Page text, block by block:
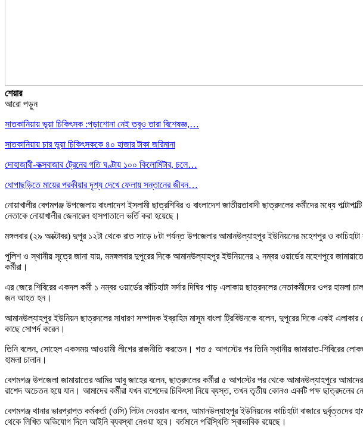
শেয়ার
আরো পড়ুন
সাতকানিয়ায় ভূয়া চিকিৎসক :পড়াশোনা নেই তবুও তারা বিশেষজ্ঞ,…
সাতকানিয়ায় চার ভুয়া চিকিৎসককে ৪০ হাজার টাকা জরিমানা
দোহাজারী-কক্সবাজার ট্রেনের গতি ঘণ্টায় ১০০ কিলোমিটার, চলে…
ধোপাছড়িতে মায়ের পরকীয়ার দৃশ্য দেখে ফেলায় সন্তানের জীবন…
নোয়াখালীর বেগমগঞ্জ উপজেলায় বাংলাদেশ ইসলামী ছাত্রশিবির ও বাংলাদেশ জাতীয়তাবাদী ছাত্রদলের কর্মীদের
নেতাকে নোয়াখালীর জেনারেল হাসপাতালে ভর্তি করা হয়েছে।
মঙ্গলবার (২৯ অক্টোবর) দুপুর ১২টা থেকে রাত সাড়ে ৮টা পর্যন্ত উপজেলার আমানউল্যাহপুর ইউনিয়নের মহেশপুর ও কাচিহাটা
পুলিশ ও স্থানীয় সূত্রে জানা যায়, মমঙ্গলবার দুপুরের দিকে আমানউল্যাহপুর ইউনিয়নের ২ নম্বর ওয়ার্ডের মহেশপুরে
কর্মীরা।
এর জেরে শিবিরের একদল কর্মী ১ নম্বর ওয়ার্ডের কাঁচিহাটা সর্দার দিঘির পাড় এলাকায় ছাত্রদলের নেতাকর্মীদের ওপর
জন আহত হন।
আমানউল্যাহপুর ইউনিয়ন ছাত্রদলের সাধারণ সম্পাদক ইব্রাহিম মাসুম বাংলা ট্রিবিউনকে বলেন, দুপুরের দিকে একই
কাছে সোপর্দ করেন।
তিনি বলেন, সোহেল একসময় আওয়ামী লীগের রাজনীতি করতেন। গত ৫ আগস্টের পর তিনি স্থানীয় জামায়াত-শিবিরের
হামলা চালান।
বেগমগঞ্জ উপজেলা জামায়াতের আমির আবু জাহের বলেন, ছাত্রদলের কর্মীরা ৫ আগস্টের পর থেকে আমানউল্যাহপুরে
রাশেদ অচেতন হয়ে যান। আমাদের কর্মীরা যখন রাশেদের চিকিৎসা নিয়ে ব্যস্ত, তখন তৃতীয় কোনও একটি পক্ষ ছাত্রদলের
বেগমগঞ্জ থানার ভারপ্রাপ্ত কর্মকর্তা (ওসি) লিটন দেওয়ান বলেন, আমানউল্যাহপুর ইউনিয়নের কাচিহাটা বাজারে
থেকে লিখিত অভিযোগ দিলে আইনি ব্যবস্থা নেওয়া হবে। বর্তমানে পরিস্থিতি স্বাভাবিক রয়েছে।